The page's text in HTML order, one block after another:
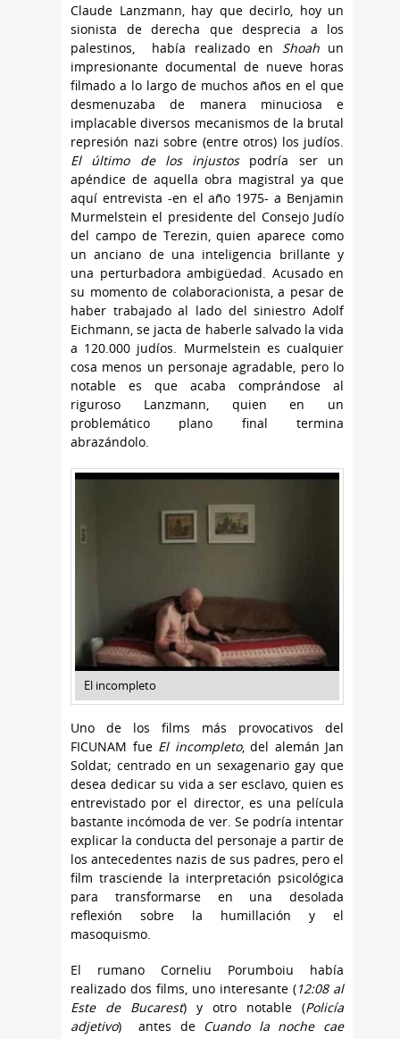
Claude Lanzmann, hay que decirlo, hoy un
sionista de derecha que desprecia a los
palestinos, había realizado en Shoahun
impresionante documental de nueve horas
filmado a lo largo de muchos años en el que
desmenuzaba de manera minuciosa e
implacable diversos mecanismos de la brutal
represión nazi sobre (entre otros) los judíos.
El último de los injustospodría ser un
apéndice de aquella obra magistral ya que
aquí entrevista -en el año 1975- a Benjamin
Murmelstein el presidente del Consejo Judío
del campo de Terezin, quien aparece como
un anciano de una inteligencia brillante y
una perturbadora ambigüedad. Acusado en
su momento de colaboracionista, a pesar de
haber trabajado al lado del siniestro Adolf
Eichmann, se jacta de haberle salvado la vida
a 120.000 judíos. Murmelstein es cualquier
cosa menos un personaje agradable, pero lo
notable es que acaba comprándose al
riguroso Lanzmann, quien en un
problemático plano final termina
abrazándolo.
El incompleto
Uno de los films más provocativos del
FICUNAM fue El incompleto, del alemán Jan
Soldat; centrado en un sexagenario gay que
desea dedicar su vida a ser esclavo, quien es
entrevistado por el director, es una película
bastante incómoda de ver. Se podría intentar
explicar la conducta del personaje a partir de
los antecedentes nazis de sus padres, pero el
film trasciende la interpretación psicológica
para transformarse en una desolada
reflexión sobre la humillación y el
masoquismo.
El rumano Corneliu Porumboiu había
realizado dos films, uno interesante (12:08 al
Este de Bucarest) y otro notable (Policía
adjetivo) antes de Cuando la noche cae